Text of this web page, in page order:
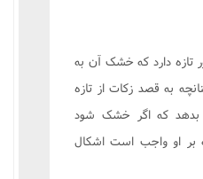
تازه دارد که خشک آن به
به قصد زکات از تازه
که اگر خشک شود
بر او واجب است اشکال